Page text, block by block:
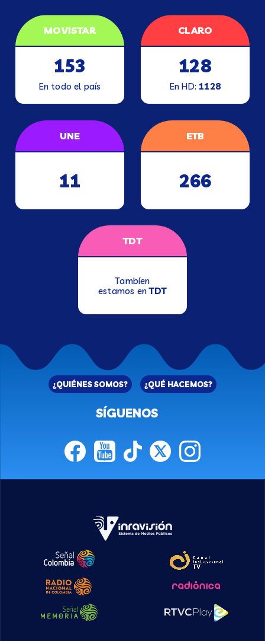
MOVISTAR
153
En todo el país
CLARO
128
En HD:1128
UNE
11
ETB
266
TDT
Tambíen
estamos enTDT
¿QUIÉNES SOMOS? ¿QUÉ HACEMOS?
SÍGUENOS